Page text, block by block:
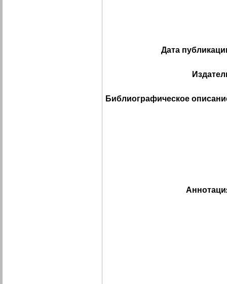
Дата
Библиографическое